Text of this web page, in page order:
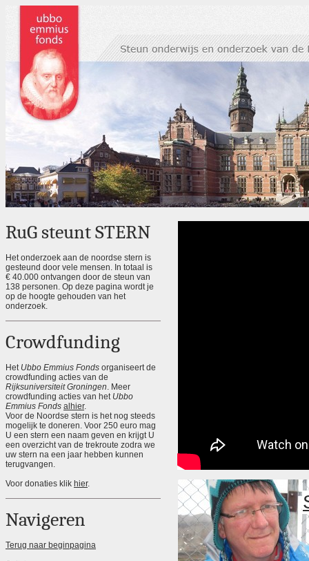
RuG steunt STERN
Het onderzoek aan de noordse stern is
gesteund door vele mensen. In totaal is
€ 40.000 ontvangen door de steun van
138 personen. Op deze pagina wordt je
op de hoogte gehouden van het
onderzoek.
Crowdfunding
Het Ubbo Emmius Fonds organiseert de
crowdfunding acties van de
Rijksuniversiteit Groningen. Meer
crowdfunding acties van het Ubbo
Emmius Fonds alhier.
Voor de Noordse stern is het nog steeds
mogelijk te doneren. Voor 250 euro mag
U een stern een naam geven en krijgt U
een overzicht van de trekroute zodra we
uw stern na een jaar hebben kunnen
terugvangen.
Voor donaties klik hier.
Navigeren
Terug naar beginpagina